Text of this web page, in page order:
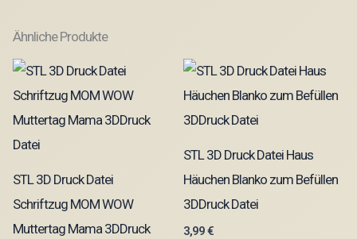
Ähnliche Produkte
STL 3D Druck Datei
Schriftzug MOM WOW
Muttertag Mama 3DDruck
STL 3D Druck Datei Haus
Häuchen Blanko zum Befüllen
3DDruck Datei
3,99€